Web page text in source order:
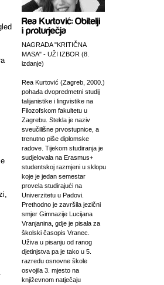
NAGRADA "KRITIČNA
MASA" - UŽI IZBOR (8.
izdanje)
Rea Kurtović (Zagreb, 2000.)
pohađa dvopredmetni studij
talijanistike i lingvistike na
Filozofskom fakultetu u
Zagrebu. Stekla je naziv
sveučilišne prvostupnice, a
trenutno piše diplomske
radove. Tijekom studiranja je
sudjelovala na Erasmus+
studentskoj razmjeni u sklopu
koje je jedan semestar
provela studirajući na
Univerzitetu u Padovi.
Prethodno je završila jezični
smjer Gimnazije Lucijana
Vranjanina, gdje je pisala za
školski časopis Vranec.
Uživa u pisanju od ranog
djetinjstva pa je tako u 5.
razredu osnovne škole
osvojila 3. mjesto na
književnom natječaju